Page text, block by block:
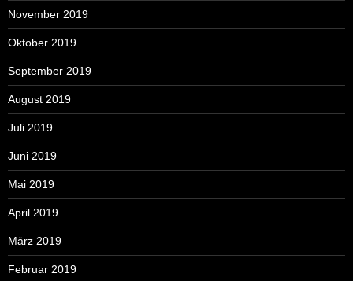
November 2019
Oktober 2019
September 2019
August 2019
Juli 2019
Juni 2019
Mai 2019
April 2019
März 2019
Februar 2019